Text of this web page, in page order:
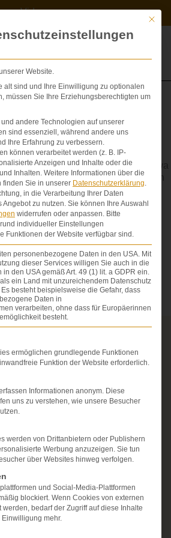
Videos
Definition, Erklärung
und Tipps
aufgrund einer äußeren Ursache (etwa
werden ihrer Schwere nach nach
Diese werden im Anschluss an
Schwere Schädel-Hirn-Traumata
einer schweren Hirnschädigung
und den Ersatz
des Verdienstausfalls und
Mehrbedarfs, insbesondere der
exorbitant hoch
Spezialisten
vertreten wir als Fachanwälte
bei schweren
Wir verfügen über ausgewiesene
bei Unfallfolgen und
von Schmerzensgeld- und
Mit
Website.
alt sind und Ihre Einwilligung zu optionalen
müssen Sie Ihre Erziehungsberechtigten um
andere Technologien auf unserer
sind essenziell, während andere uns
Ihre Erfahrung zu verbessern.
können verarbeitet werden (z. B. IP-
Anzeigen und Inhalte oder die
Inhalten. Weitere Informationen über die
finden Sie in unserer Datenschutzerklärung.
in die Verarbeitung Ihrer Daten
Angebot zu nutzen. Sie können Ihre Auswahl
widerrufen oder anpassen. Bitte
individueller Einstellungen
Funktionen der Website verfügbar sind.
personenbezogene Daten in den USA. Mit
dieser Services willigen Sie auch in die
den USA gemäß Art. 49 (1) lit. a GDPR ein.
ein Land mit unzureichendem Datenschutz
besteht beispielsweise die Gefahr, dass
Daten in
verarbeiten, ohne dass für Europäerinnen
besteht.
der Service-Gruppen, für die eine
ermöglichen grundlegende Funktionen
Funktion der Website erforderlich.
Informationen anonym. Diese
uns zu verstehen, wie unsere Besucher
werden von Drittanbietern oder Publishern
Werbung anzuzeigen. Sie tun
über Websites hinweg verfolgen.
und Social-Media-Plattformen
blockiert. Wenn Cookies von externen
werden, bedarf der Zugriff auf diese Inhalte
mehr.